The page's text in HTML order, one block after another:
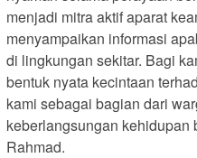
menjadi mitra aktif aparat
menyampaikan informasi
di lingkungan sekitar. Bagi
bentuk nyata kecintaan
kami sebagai bagian dari
keberlangsungan kehidupan
Rahmad.